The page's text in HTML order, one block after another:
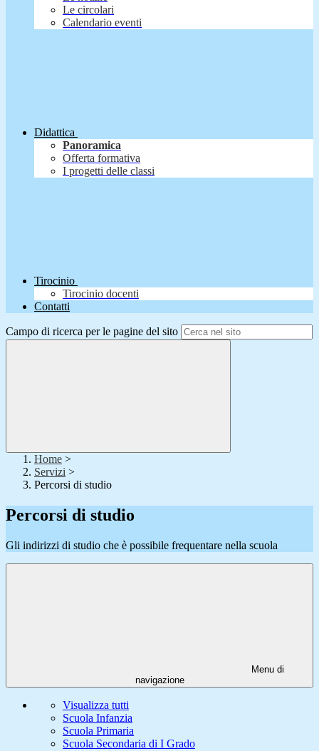
Le circolari
Calendario eventi
Didattica
Panoramica
Offerta formativa
I progetti delle classi
Tirocinio
Tirocinio docenti
Contatti
Campo di ricerca per le pagine del sito
Home >
Servizi >
Percorsi di studio
Percorsi di studio
Gli indirizzi di studio che è possibile frequentare nella scuola
Menu di
navigazione
Visualizza tutti
Scuola Infanzia
Scuola Primaria
Scuola Secondaria di I Grado